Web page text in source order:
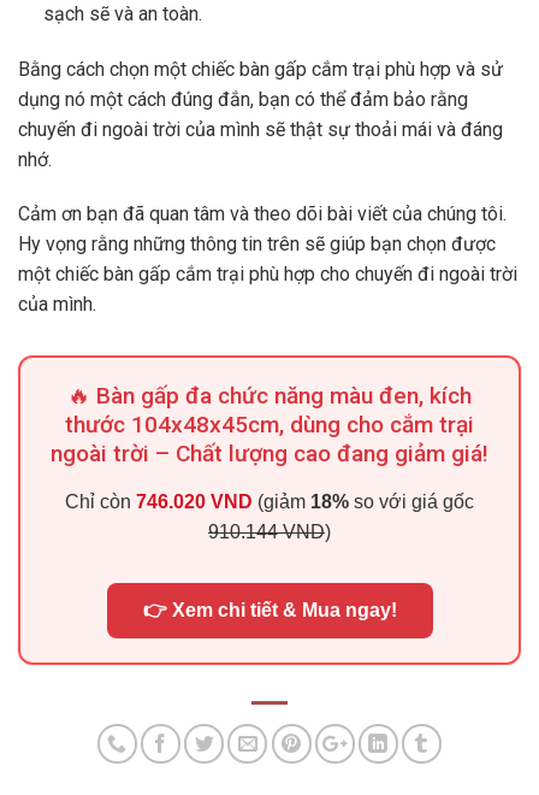
sạch sẽ và an toàn.
Bằng cách chọn một chiếc bàn gấp cắm trại phù hợp và sử
dụng nó một cách đúng đắn, bạn có thể đảm bảo rằng
chuyến đi ngoài trời của mình sẽ thật sự thoải mái và đáng
nhớ.
Cảm ơn bạn đã quan tâm và theo dõi bài viết của chúng tôi.
Hy vọng rằng những thông tin trên sẽ giúp bạn chọn được
một chiếc bàn gấp cắm trại phù hợp cho chuyến đi ngoài trời
của mình.
🔥 Bàn gấp đa chức năng màu đen, kích
thước 104x48x45cm, dùng cho cắm trại
ngoài trời – Chất lượng cao đang giảm giá!
Chỉ còn 746.020 VND (giảm 18% so với giá gốc
910.144 VND)
👉 Xem chi tiết & Mua ngay!